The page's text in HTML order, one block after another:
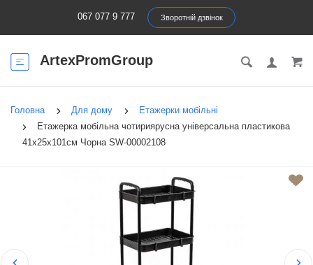
067 077 9 777 Зворотній дзвінок
ArtexPromGroup
Головна Для дому
Етажерки мобільні
Етажерка мобільна чотириярусна універсальна пластикова
41х25х101см Чорна SW-00002108